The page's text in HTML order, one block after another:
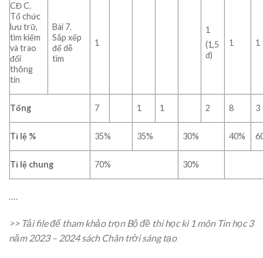
CĐ C.
Tổ chức
lưu trữ,
tìm kiếm
và trao
đổi
thông
tin
Bài 7.
Sắp xếp
để dễ
tìm
1
1
(1,5
đ)
1 1
Tổng 7 1 1 2 8 3
Tỉ lệ % 35% 35% 30% 40%
Tỉ lệ chung 70% 30%
….
>> Tải file để tham khảo trọn Bộ đề thi học kì 1 môn Tin học 3
năm 2023 – 2024 sách Chân trời sáng tạo